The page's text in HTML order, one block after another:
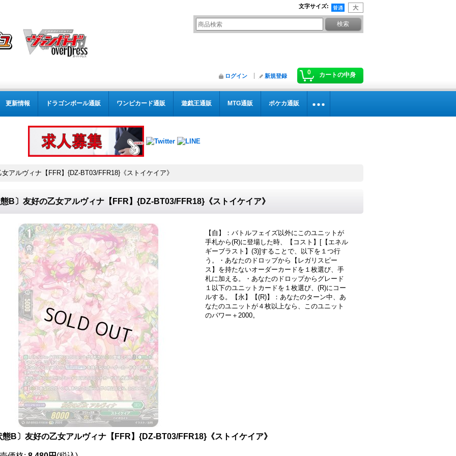
文字サイズ:
0 カートの中身
ログイン 新規登録
更新情報 ドラゴンボール通販 ワンピカード通販 遊戯王通販 MTG通販 ポケカ通販
アルヴィナ【FFR】{DZ-BT03/FFR18}《ストイケイア》
B〕友好の乙女アルヴィナ【FFR】{DZ-BT03/FFR18}《ストイケイア》
【自】：バトルフェイズ以外にこのユニットが
手札から(R)に登場した時、【コスト】[【エネル
ギーブラスト】(3)]することで、以下を１つ行
う。・あなたのドロップから【レガリスピー
ス】を持たないオーダーカードを１枚選び、手
札に加える。・あなたのドロップからグレード
１以下のユニットカードを１枚選び、(R)にコー
ルする。【永】【(R)】：あなたのターン中、あ
なたのユニットが４枚以上なら、このユニット
のパワー＋2000。
態B〕友好の乙女アルヴィナ【FFR】{DZ-BT03/FFR18}《ストイケイア》